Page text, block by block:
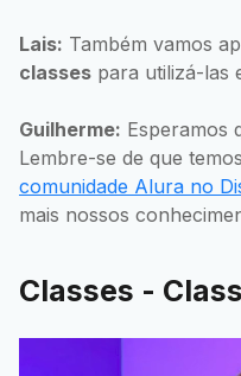
Lais: Também vamos
classes para utilizá-las
Guilherme: Esperamos
Lembre-se de que
comunidade Alura no
mais nossos
Classes -